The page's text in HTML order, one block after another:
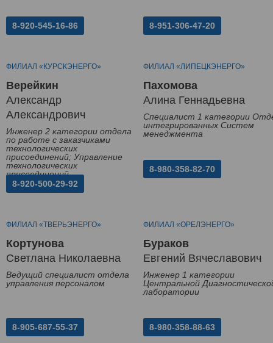
8-920-545-16-86 8-951-306-47-20
ФИЛИАЛ «КУРСКЭНЕРГО»
Верейкин
Александр
Александрович
Инженер 2 категории отдела
по работе с заказчиками
технологических
присоединений; Управление
технологических
присоединений
8-920-500-29-92
ФИЛИАЛ «ЛИПЕЦКЭНЕРГО»
Пахомова
Алина Геннадьевна
Специалист 1 категории
интегрированных Систем
менеджмента
8-980-358-82-70
ФИЛИАЛ «ТВЕРЬЭНЕРГО»
Кортунова
Светлана Николаевна
Ведущий специалист отдела
управления персоналом
8-905-687-55-37
ФИЛИАЛ «ОРЕЛЭНЕРГО»
Бураков
Евгений Вячеславович
Инженер 1 категории
Центральной
лаборатории
8-980-358-88-63